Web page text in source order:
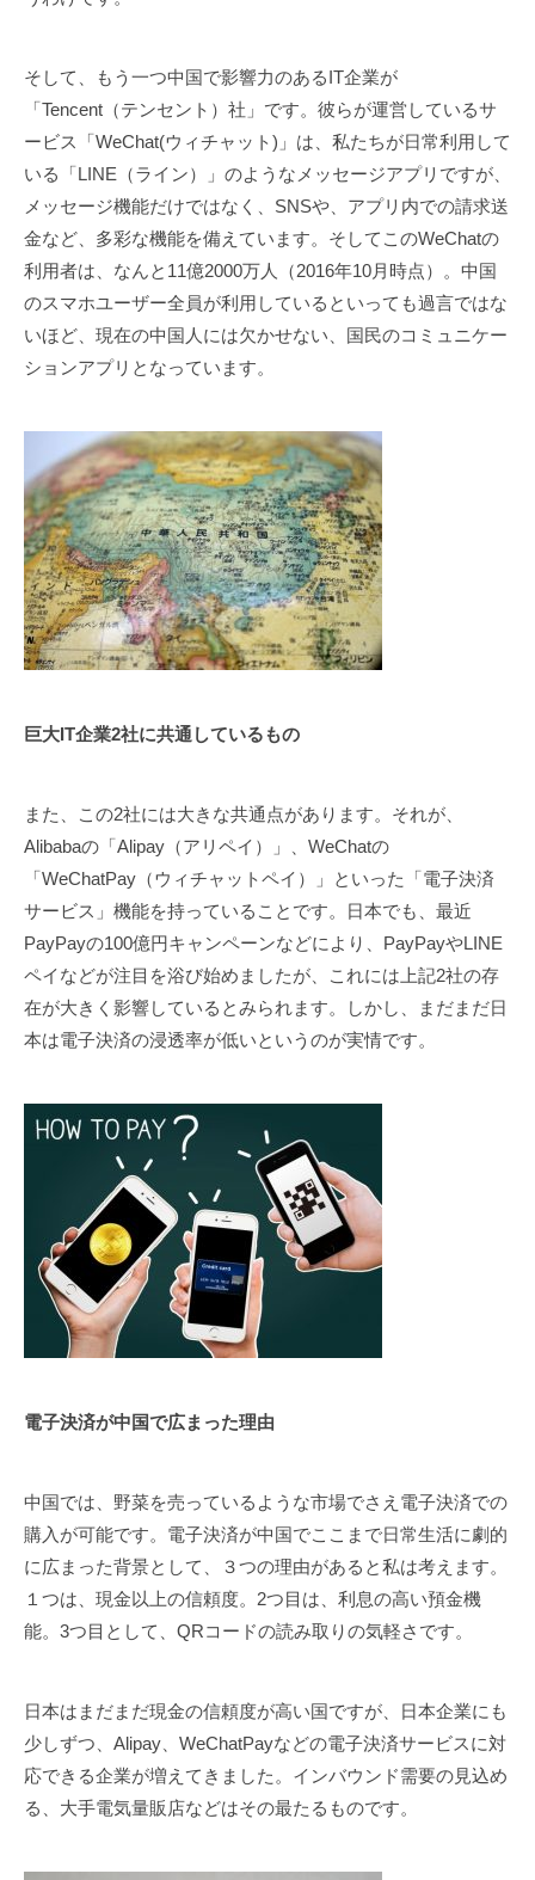
そして、もう一つ中国で影響力のあるIT企業が
「Tencent（テンセント）社」です。彼らが運営しているサ
ービス「WeChat(ウィチャット)」は、私たちが日常利用して
いる「LINE（ライン）」のようなメッセージアプリですが、
メッセージ機能だけではなく、SNSや、アプリ内での請求送
金など、多彩な機能を備えています。そしてこのWeChatの
利用者は、なんと11億2000万人（2016年10月時点）。中国
のスマホユーザー全員が利用しているといっても過言ではな
いほど、現在の中国人には欠かせない、国民のコミュニケー
ションアプリとなっています。
巨大IT企業2社に共通しているもの
また、この2社には大きな共通点があります。それが、
Alibabaの「Alipay（アリペイ）」、WeChatの
「WeChatPay（ウィチャットペイ）」といった「電子決済
サービス」機能を持っていることです。日本でも、最近
PayPayの100億円キャンペーンなどにより、PayPayやLINE
ペイなどが注目を浴び始めましたが、これには上記2社の存
在が大きく影響しているとみられます。しかし、まだまだ日
本は電子決済の浸透率が低いというのが実情です。
電子決済が中国で広まった理由
中国では、野菜を売っているような市場でさえ電子決済での
購入が可能です。電子決済が中国でここまで日常生活に劇的
に広まった背景として、３つの理由があると私は考えます。
１つは、現金以上の信頼度。2つ目は、利息の高い預金機
能。3つ目として、QRコードの読み取りの気軽さです。
日本はまだまだ現金の信頼度が高い国ですが、日本企業にも
少しずつ、Alipay、WeChatPayなどの電子決済サービスに対
応できる企業が増えてきました。インバウンド需要の見込め
る、大手電気量販店などはその最たるものです。